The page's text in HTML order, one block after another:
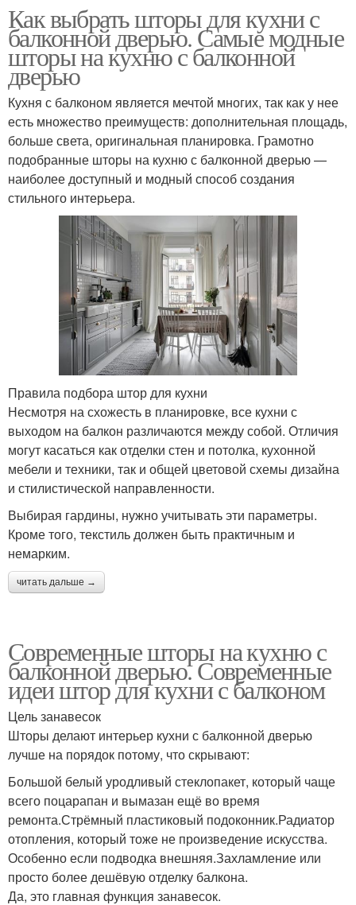
Как выбрать шторы для кухни с
балконной дверью. Самые модные
шторы на кухню с балконной
дверью
Кухня с балконом является мечтой многих, так как у нее
есть множество преимуществ: дополнительная площадь,
больше света, оригинальная планировка. Грамотно
подобранные шторы на кухню с балконной дверью —
наиболее доступный и модный способ создания
стильного интерьера.
Правила подбора штор для кухни
Несмотря на схожесть в планировке, все кухни с
выходом на балкон различаются между собой. Отличия
могут касаться как отделки стен и потолка, кухонной
мебели и техники, так и общей цветовой схемы дизайна
и стилистической направленности.
Выбирая гардины, нужно учитывать эти параметры.
Кроме того, текстиль должен быть практичным и
немарким.
читать дальше →
Современные шторы на кухню с
балконной дверью. Современные
идеи штор для кухни с балконом
Цель занавесок
Шторы делают интерьер кухни с балконной дверью
лучше на порядок потому, что скрывают:
Большой белый уродливый стеклопакет, который чаще
всего поцарапан и вымазан ещё во время
ремонта.Стрёмный пластиковый подоконник.Радиатор
отопления, который тоже не произведение искусства.
Особенно если подводка внешняя.Захламление или
просто более дешёвую отделку балкона.
Да, это главная функция занавесок.